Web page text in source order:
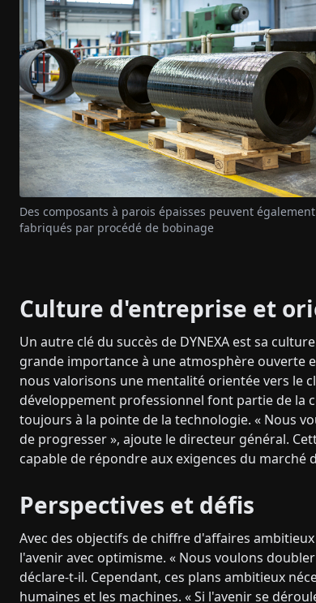
Des composants à parois épaisses peuvent
fabriqués par procédé de bobinage
Culture d'entreprise et
Un autre clé du succès de DYNEXA est sa
grande importance à une atmosphère ouverte
nous valorisons une mentalité orientée vers le
développement professionnel font partie de la
toujours à la pointe de la technologie. « Nous
de progresser », ajoute le directeur général.
capable de répondre aux exigences du marché
Perspectives et défis
Avec des objectifs de chiffre d'affaires
l'avenir avec optimisme. « Nous voulons
déclare-t-il. Cependant, ces plans ambitieux
humaines et les machines. « Si l'avenir se